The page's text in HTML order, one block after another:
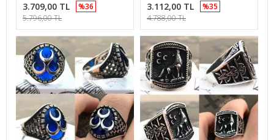
3.709,00 TL
%36
5.796,00 TL
3.112,00 TL
%35
4.788,00 TL